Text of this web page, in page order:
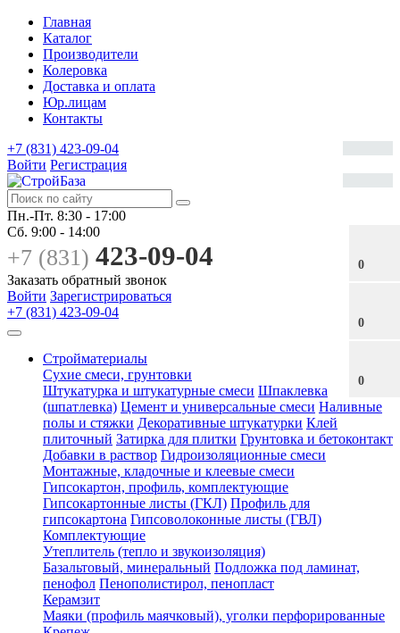
Главная
Каталог
Производители
Колеровка
Доставка и оплата
Юр.лицам
Контакты
0
0
0
+7 (831) 423-09-04
Войти Регистрация
Пн.-Пт. 8:30 - 17:00
Сб. 9:00 - 14:00
+7 (831) 423-09-04
Заказать обратный звонок
Войти Зарегистрироваться
+7 (831) 423-09-04
Стройматериалы
Сухие смеси, грунтовки
Штукатурка и штукатурные смеси Шпаклевка
(шпатлевка) Цемент и универсальные смеси Наливные
полы и стяжки Декоративные штукатурки Клей
плиточный Затирка для плитки Грунтовка и бетоконтакт
Добавки в раствор Гидроизоляционные смеси
Монтажные, кладочные и клеевые смеси
Гипсокартон, профиль, комплектующие
Гипсокартонные листы (ГКЛ) Профиль для
гипсокартона Гипсоволоконные листы (ГВЛ)
Комплектующие
Утеплитель (тепло и звукоизоляция)
Базальтовый, минеральный Подложка под ламинат,
пенофол Пенополистирол, пенопласт
Керамзит
Маяки (профиль маячковый), уголки перфорированные